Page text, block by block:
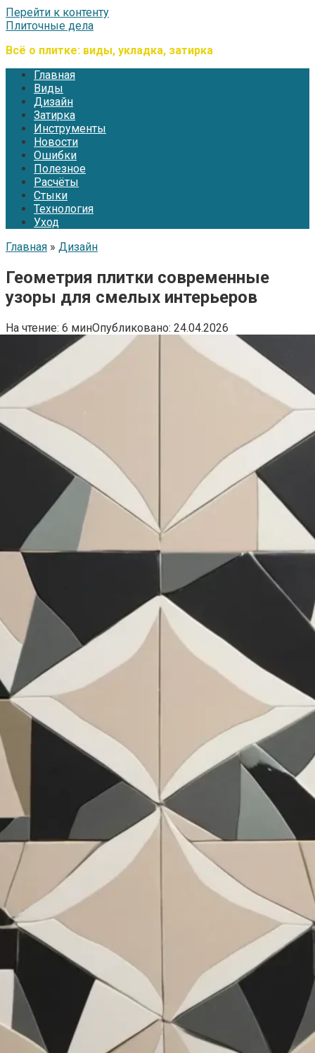
Перейти к контенту
Плиточные дела
Всё о плитке: виды, укладка, затирка
Главная
Виды
Дизайн
Затирка
Инструменты
Новости
Ошибки
Полезное
Расчёты
Стыки
Технология
Уход
Главная » Дизайн
Геометрия плитки современные
узоры для смелых интерьеров
На чтение: 6 минОпубликовано: 24.04.2026